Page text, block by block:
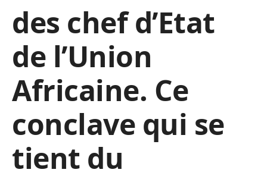
des chef d’Etat
de l’Union
Africaine. Ce
conclave qui se
tient du